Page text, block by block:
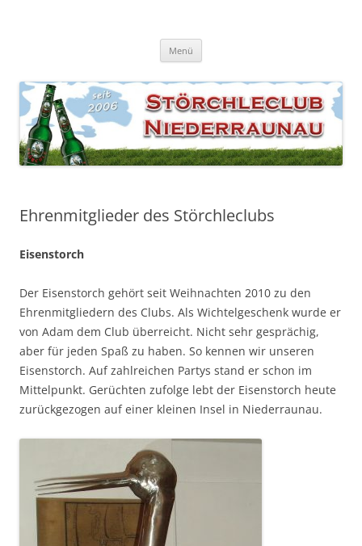
Menü
Ehrenmitglieder des Störchleclubs
Eisenstorch
Der Eisenstorch gehört seit Weihnachten 2010 zu den
Ehrenmitgliedern des Clubs. Als Wichtelgeschenk wurde er
von Adam dem Club überreicht. Nicht sehr gesprächig,
aber für jeden Spaß zu haben. So kennen wir unseren
Eisenstorch. Auf zahlreichen Partys stand er schon im
Mittelpunkt. Gerüchten zufolge lebt der Eisenstorch heute
zurückgezogen auf einer kleinen Insel in Niederraunau.